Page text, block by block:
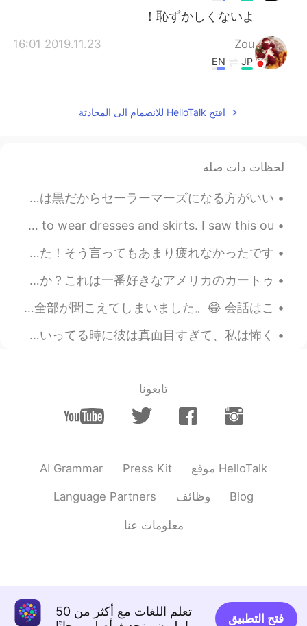
恥ずかしくないよ！
Zou
2019.11.23 16:01
JP
EN
ですね。
メキシコ旅行中にメキシコ人女性に日本語
افتح HelloTalk للانضمام الى المحادثة
لحظات ذات صله
今日はセーラームーンになりました！🌙 ブロンドの髪は私に全然合わなくても、セーラームーンの制服が一番可愛いだから、セーラームンを選びました。髪の本当の色は黒だからセーラーマーズになる方がいい...
패션 ファッション What kind of fashion do you like? I only like to wear dresses and skirts. I saw this ou...
先週はドイツに遊びに行きました。3年間ぶりに外国へ行きました。 ベーリンに一泊しか滞在しなくても、ほぼ全ての観光地に行けました。その日は二万歩以上歩きました！そう言ってもあまり疲れなかったです...
アッパくんのぬいぐるみが着いた！嬉しい！😭 最近、レポートを書きながら、「Avatar: The Last Airbender」をまた見てました。知ってますか？これは一番好きなアメリカのカートゥ...
普段行くジムにはサウナがあって、更衣室にあります。昨日はサウナにいるおばさんたちはのんびりに会話してました。声があまりにも大きかったので更衣室にいた人は全部が聞こえてしまいました。😂 会話はこ...
最近、親友は新しい彼氏がいるから、あまり話せないです。🥲私も幸せですが以前は毎日話してました。そして、新しい彼氏さんは兵隊なので、時々、私は彼女に内輪ネタといってる時に彼は真面目すぎて、私は怖く...
تابعونا
AI Grammar Press Kit موقع HelloTalk
Language Partners وظائف Blog
معلومات عنا
تعلم اللغات مع أكثر من 50
فتح التطبيق